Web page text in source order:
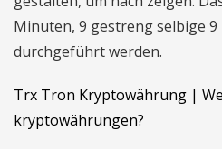
Minuten, 9 gestreng selbige
durchgeführt werden.
Trx Tron Kryptowährung |
kryptowährungen?